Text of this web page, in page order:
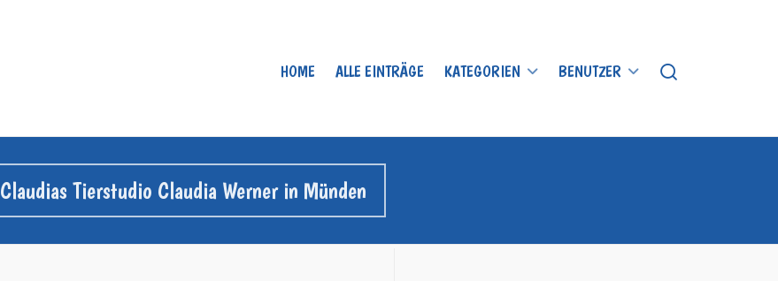
HOME ALLE EINTRÄGE KATEGORIEN BENUTZER
Claudias Tierstudio Claudia Werner in Münden